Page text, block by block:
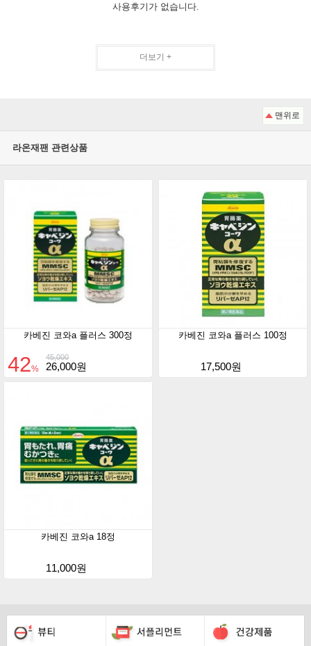
사용후기가 없습니다.
더보기 +
맨위로
라온재팬 관련상품
카베진 코와a 플러스 300정
45,000
42% 26,000원
카베진 코와a 플러스 100정
17,500원
카베진 코와a 18정
11,000원